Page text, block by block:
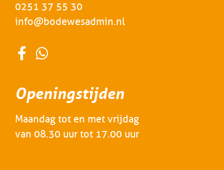
0251 37 55 30
info@bodewesadmin.nl
Openingstijden
Maandag tot en met vrijdag
van 08.30 uur tot 17.00 uur